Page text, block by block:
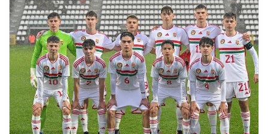
MÉRKŐZÉSEK
GALÉRIA
JELENTKEZÉS
SZURKOLÓI ÉLMÉNYEK
VEZETŐSÉG